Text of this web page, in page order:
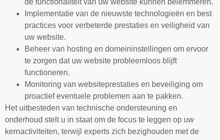
Implementatie van de nieuwste technologieën en best
practices voor verbeterde prestaties en veiligheid van
uw website.
Beheer van hosting en domeininstellingen om ervoor
te zorgen dat uw website probleemloos blijft
functioneren.
Monitoring van websiteprestaties en beveiliging om
proactief eventuele problemen aan te pakken.
Het uitbesteden van technische ondersteuning en
onderhoud stelt u in staat om de focus te leggen op uw
kernactiviteiten, terwijl experts zich bezighouden met de